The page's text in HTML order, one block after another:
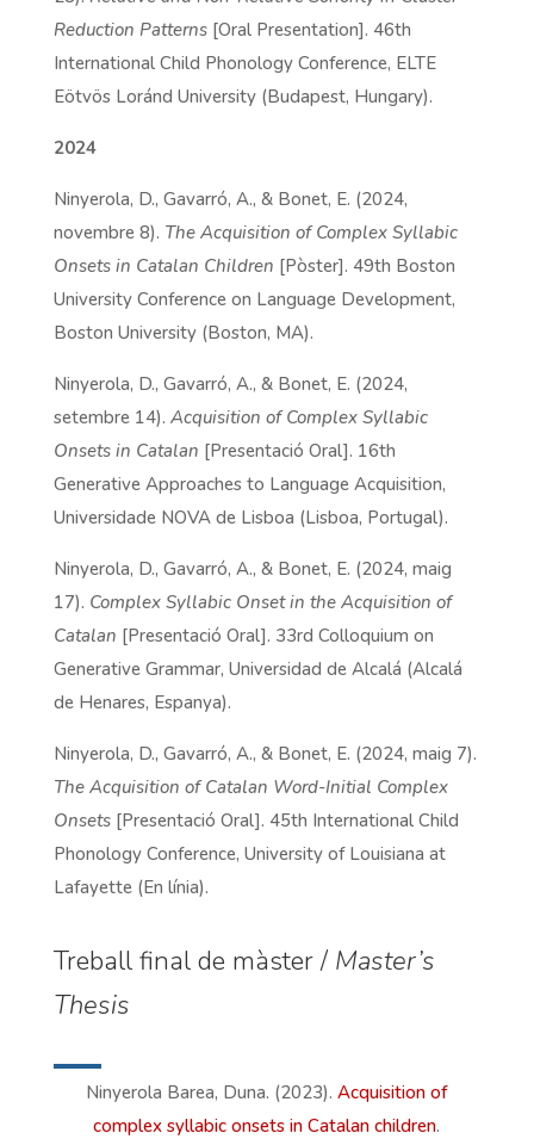
Reduction Patterns[Oral Presentation]. 46th
International Child Phonology Conference, ELTE
Eötvös Loránd University (Budapest, Hungary).
2024
Ninyerola, D., Gavarró, A., & Bonet, E. (2024,
novembre 8). The Acquisition of Complex Syllabic
Onsets in Catalan Children [Pòster]. 49th Boston
University Conference on Language Development,
Boston University (Boston, MA).
Ninyerola, D., Gavarró, A., & Bonet, E. (2024,
setembre 14). Acquisition of Complex Syllabic
Onsets in Catalan [Presentació Oral]. 16th
Generative Approaches to Language Acquisition,
Universidade NOVA de Lisboa (Lisboa, Portugal).
Ninyerola, D., Gavarró, A., & Bonet, E. (2024, maig
17). Complex Syllabic Onset in the Acquisition of
Catalan [Presentació Oral]. 33rd Colloquium on
Generative Grammar, Universidad de Alcalá (Alcalá
de Henares, Espanya).
Ninyerola, D., Gavarró, A., & Bonet, E. (2024, maig 7).
The Acquisition of Catalan Word-Initial Complex
Onsets[Presentació Oral]. 45th International Child
Phonology Conference, University of Louisiana at
Lafayette (En línia).
Treball final de màster / Master’s
Thesis
Ninyerola Barea, Duna. (2023).Acquisition of
complex syllabic onsets in Catalan children.